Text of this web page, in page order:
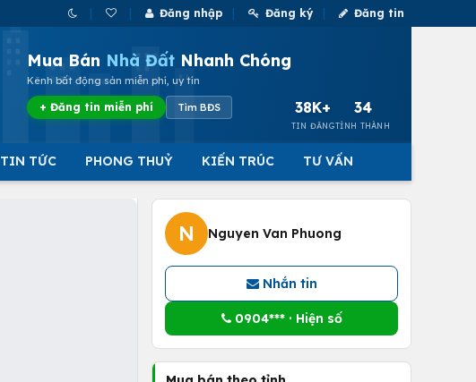
Đăng nhập Đăng ký Đăng tin
Mua Bán Nhà Đất Nhanh Chóng
Kênh bất động sản miễn phí, uy tín
+ Đăng tin miễn phí Tìm BĐS 38K+
TIN ĐĂNG
34
TỈNH THÀNH
TIN TỨC PHONG THUỶ KIẾN TRÚC TƯ VẤN
N Nguyen Van Phuong
Nhắn tin
0904*** · Hiện số